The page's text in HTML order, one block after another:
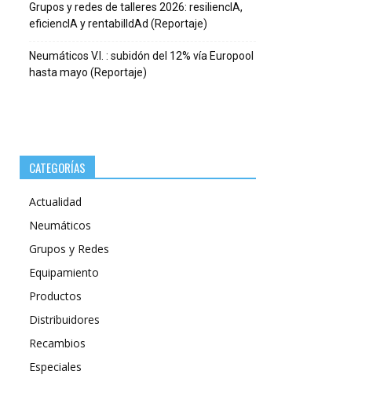
Grupos y redes de talleres 2026: resiliencIA,
eficiencIA y rentabilIdAd (Reportaje)
Neumáticos V.I. : subidón del 12% vía Europool
hasta mayo (Reportaje)
CATEGORÍAS
Actualidad
Neumáticos
Grupos y Redes
Equipamiento
Productos
Distribuidores
Recambios
Especiales